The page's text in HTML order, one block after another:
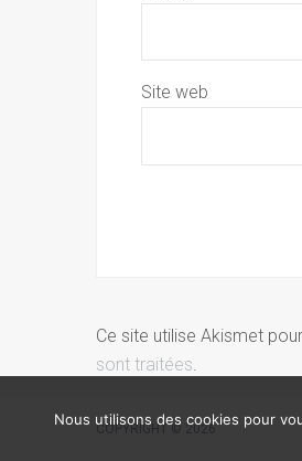
Site web
Ce site utilise Akismet
sont traitées.
COPYRIGHT © 2026
Nous utilisons des cookies pour